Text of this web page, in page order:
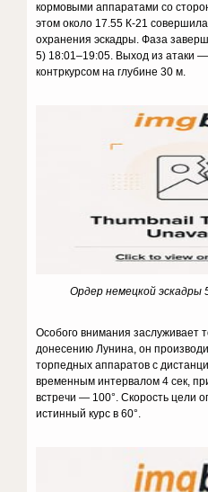
кормовыми аппаратами со
этом около 17.55 К-21
охранения эскадры. Фаза
5) 18:01–19:05. Выход из атаки
контркурсом на глубине 30 м.
Ордер немецкой эскадры
Особого внимания заслуживает
донесению Лунина, он
торпедных аппаратов с
временным интервалом 4 сек,
встречи — 100°. Скорость цели
истинный курс в 60°.